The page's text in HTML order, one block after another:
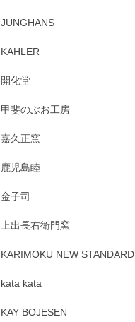
JUNGHANS
KAHLER
開化堂
甲斐のぶお工房
嘉久正窯
鹿児島睦
金子司
上出長右衛門窯
KARIMOKU NEW STANDARD
kata kata
KAY BOJESEN